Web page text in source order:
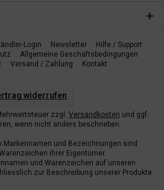
Login Newsletter
Hilfe / Support
Allgemeine Geschäftsbedingungen
Versand / Zahlung Kontakt
widerrufen
zzgl. Versandkosten und ggf.
wenn nicht anders beschrieben
Markennamen und Bezeichnungen sind
ihrer Eigentümer.
und Warenzeichen auf unseren
zur Beschreibung unserer Produkte.